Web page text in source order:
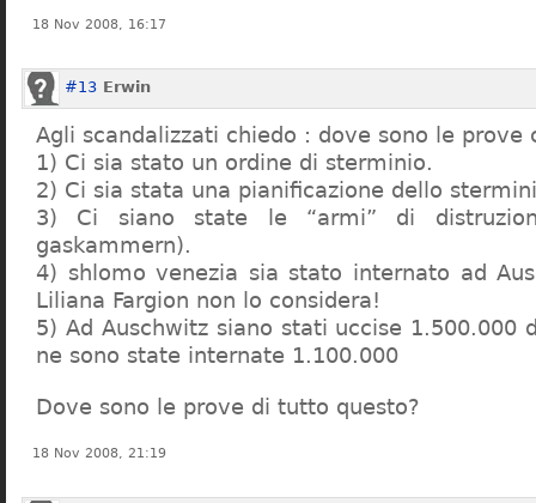
18 Nov 2008, 16:17
#13 Erwin
Agli scandalizzati chiedo : dove sono le prove
1) Ci sia stato un ordine di sterminio.
2) Ci sia stata una pianificazione dello
3) Ci siano state le “armi” di
gaskammern).
4) shlomo venezia sia stato internato ad
Liliana Fargion non lo considera!
5) Ad Auschwitz siano stati uccise 1.500.000
ne sono state internate 1.100.000
Dove sono le prove di tutto questo?
18 Nov 2008, 21:19